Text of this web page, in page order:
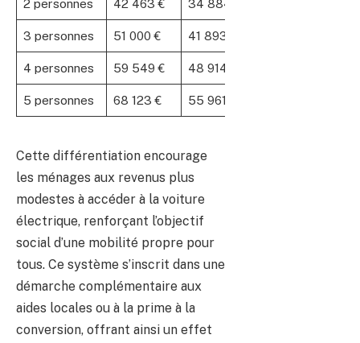
2 personnes 42 463 € 34 884 €
3 personnes 51 000 € 41 893 €
4 personnes 59 549 € 48 914 €
5 personnes 68 123 € 55 961 €
Cette différentiation encourage
les ménages aux revenus plus
modestes à accéder à la voiture
électrique, renforçant l’objectif
social d’une mobilité propre pour
tous. Ce système s’inscrit dans une
démarche complémentaire aux
aides locales ou à la prime à la
conversion, offrant ainsi un effet